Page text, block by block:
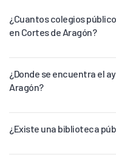
¿Cuantos colegios
en Cortes de Aragón?
¿Donde se encuentra el
Aragón?
¿Existe una biblioteca